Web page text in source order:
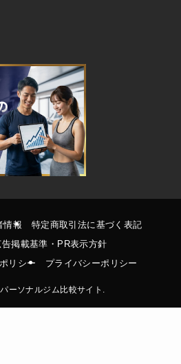
情報
特定商取引法に基づく表記
告掲載基準・PR表示方針
リシー
プライバシーポリシー
ーソナルジム比較サイト.